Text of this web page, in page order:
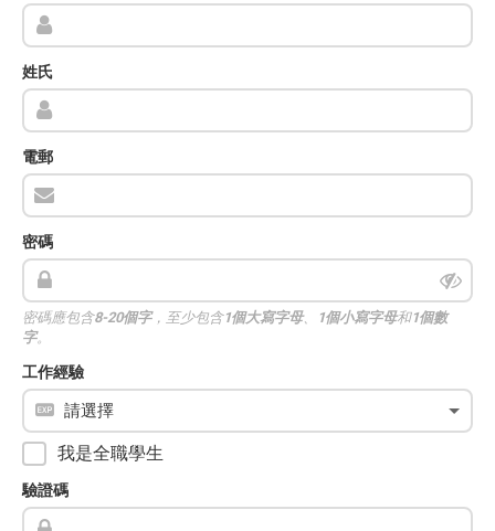
姓氏
電郵
密碼
密碼應包含8-20個字，至少包含1個大寫字母、 1個小寫字母和1個數
字。
工作經驗
我是全職學生
驗證碼